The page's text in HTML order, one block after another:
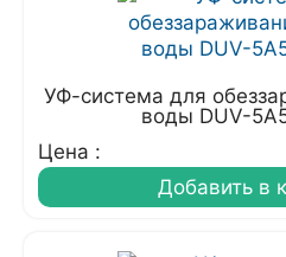
УФ-система для
воды DUV-
Цена :
Добавить в